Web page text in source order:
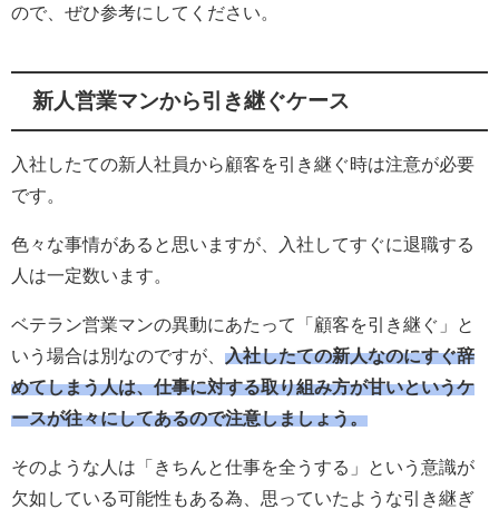
ので、ぜひ参考にしてください。
新人営業マンから引き継ぐケース
入社したての新人社員から顧客を引き継ぐ時は注意が必要
です。
色々な事情があると思いますが、入社してすぐに退職する
人は一定数います。
ベテラン営業マンの異動にあたって「顧客を引き継ぐ」と
いう場合は別なのですが、 入社したての新人なのにすぐ辞
めてしまう人は、仕事に対する取り組み方が甘いというケ
ースが往々にしてあるので注意しましょう。
そのような人は「きちんと仕事を全うする」という意識が
欠如している可能性もある為、思っていたような引き継ぎ